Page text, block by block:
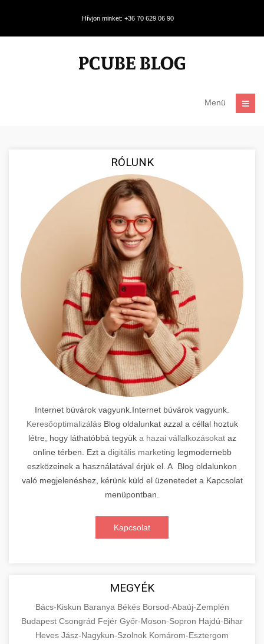
Hívjon minket: +36 70 629 06 90
Menü
RÓLUNK
Internet búvárok vagyunk.Internet búvárok vagyunk.
KeresőoptimalizálásBlog oldalunkat azzal a céllal hoztuk
létre, hogy láthatóbbá tegyük a hazai vállalkozásokataz
online térben. Ezt a digitális marketing legmodernebb
eszközeinek a használatával érjük el. A Blog oldalunkon
való megjelenéshez, kérünk küld el üzenetedet a Kapcsolat
menüpontban.
Kapcsolat
MEGYÉK
Bács-Kiskun Baranya Békés Borsod-Abaúj-Zemplén
Budapest Csongrád Fejér Győr-Moson-Sopron Hajdú-Bihar
Heves Jász-Nagykun-Szolnok Komárom-Esztergom